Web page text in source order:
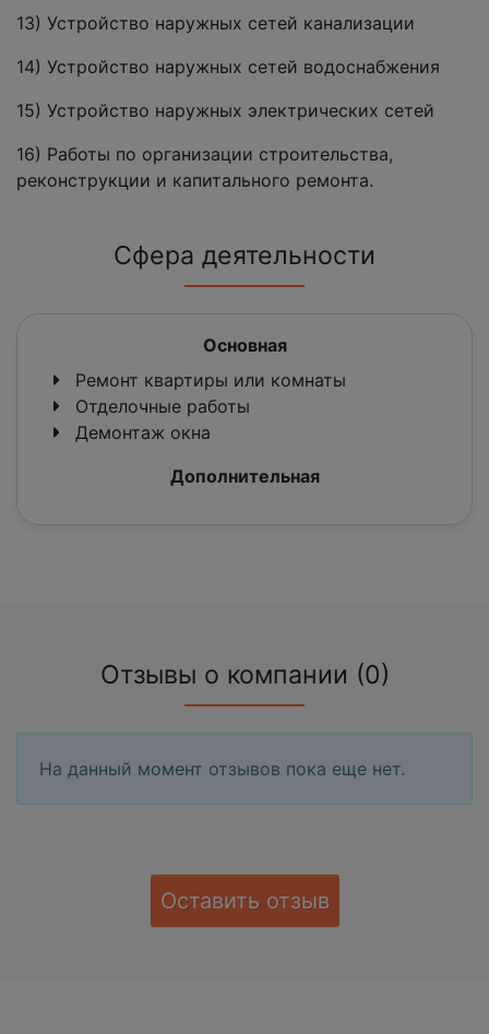
13) Устройство наружных сетей канализации
14) Устройство наружных сетей водоснабжения
15) Устройство наружных электрических сетей
16) Работы по организации строительства,
реконструкции и капитального ремонта.
Сфера деятельности
Основная
Ремонт квартиры или комнаты
Отделочные работы
Демонтаж окна
Дополнительная
Отзывы о компании (0)
На данный момент отзывов пока еще нет.
Оставить отзыв